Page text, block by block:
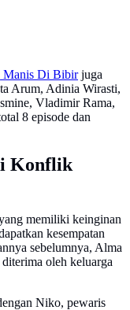
Manis Di Bibirjuga
Arum, Adinia Wirasti,
Vladimir Rama,
8 episode dan
Konflik
memiliki keinginan
kesempatan
sebelumnya, Alma
oleh keluarga
Niko, pewaris